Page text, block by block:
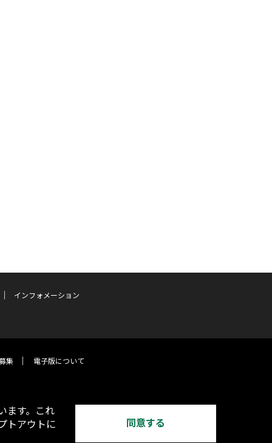
インフォメーション
集 電子版について
ます。これ
トアウトに
同意する